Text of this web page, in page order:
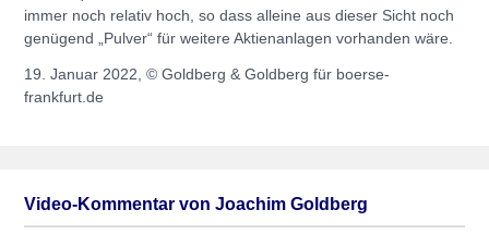
immer noch relativ hoch, so dass alleine aus dieser Sicht noch
genügend „Pulver“ für weitere Aktienanlagen vorhanden wäre.
19. Januar 2022, © Goldberg & Goldberg für boerse-
frankfurt.de
Video-Kommentar von Joachim Goldberg